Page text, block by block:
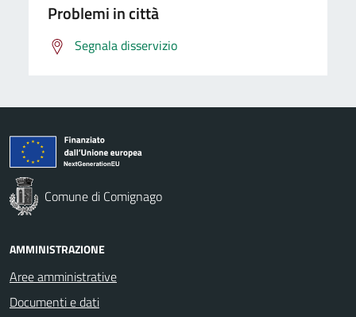
Problemi in città
Segnala disservizio
Comune di Comignago
AMMINISTRAZIONE
Aree amministrative
Documenti e dati